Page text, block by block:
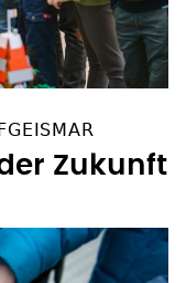
Zukunft